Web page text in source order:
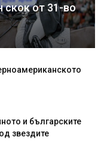
скок от 31-во
и българските
звездите